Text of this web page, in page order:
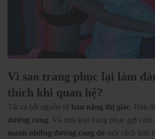
Vì sao trang phục lại làm
thích khi quan hệ?
Tất cả bắt nguồn từ bản năng thị giác. Đàn
đường cong. Và mọi loại trang phục gợi cảm
mạnh những đường cong đó một cách tinh